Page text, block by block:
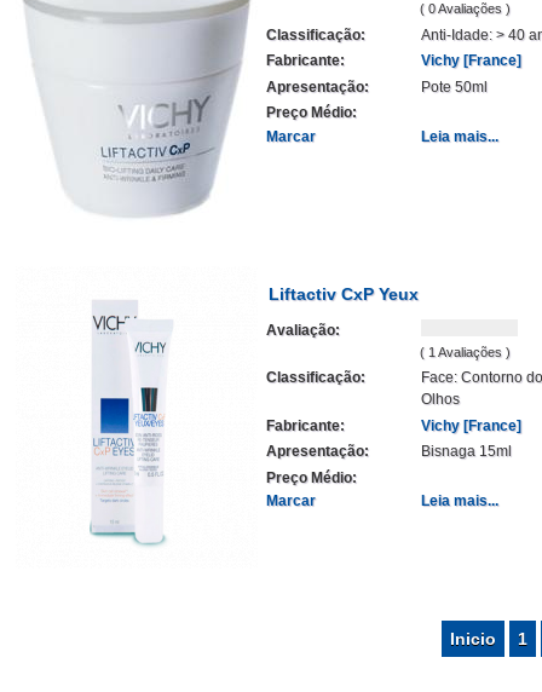
( 0 Avaliações )
Classificação:
Anti-Idade: > 40
Fabricante:
Vichy [France]
Apresentação:
Pote 50ml
Preço Médio:
Marcar
Leia mais...
Liftactiv CxP Yeux
Avaliação:
( 1 Avaliações )
Classificação:
Face: Contorno
Olhos
Fabricante:
Vichy [France]
Apresentação:
Bisnaga 15ml
Preço Médio:
Marcar
Leia mais...
Inicio 1